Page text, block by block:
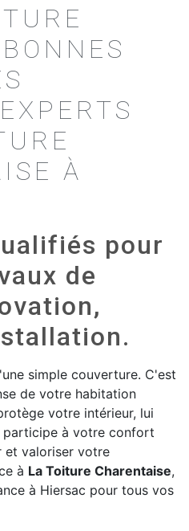
À
pour
de
simple couverture. C'est
de votre habitation
votre intérieur, lui
participe à votre confort
et valoriser votre
à La Toiture Charentaise,
à Hiersac pour tous vos